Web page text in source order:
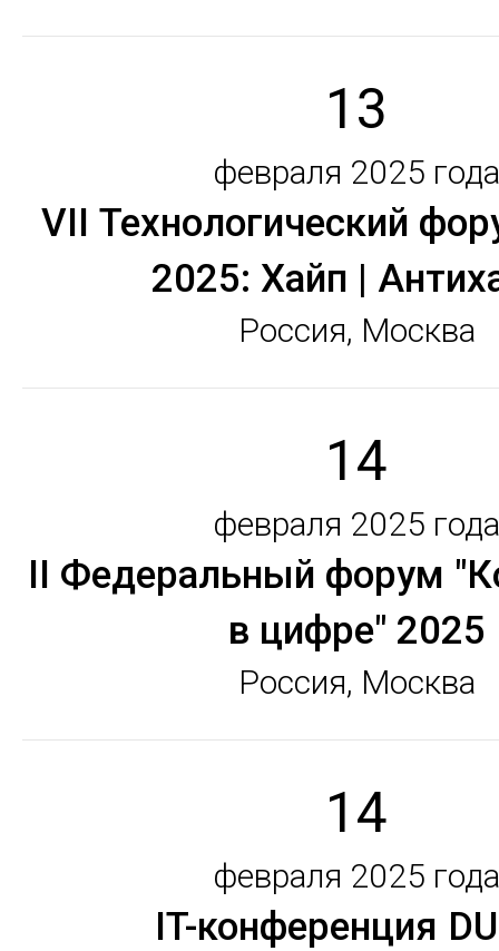
13
февраля 2025 года
VII Технологический
2025: Хайп |
Россия, Москва
14
февраля 2025 года
II Федеральный форум
в цифре" 2025
Россия, Москва
14
февраля 2025 года
IT-конференция